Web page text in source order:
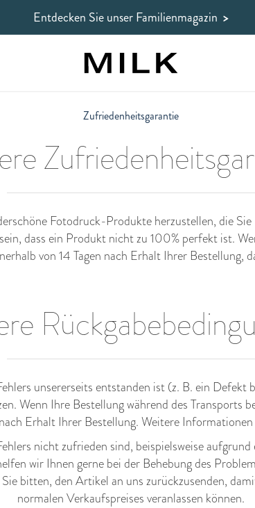
Entdecken Sie unser Familienmagazin >
Zufriedenheitsgarantie
Fotodruck-Produkte herzustellen, die
dass ein Produkt nicht zu 100% perfekt ist.
von 14 Tagen nach Erhalt Ihrer
unsererseits entstanden ist (z. B. ein Defekt
Wenn Ihre Bestellung während des Transports
Erhalt Ihrer Bestellung. Weitere
nicht zufrieden sind, beispielsweise
wir Ihnen gerne bei der Behebung des
bitten, den Artikel an uns zurückzusenden,
normalen Verkaufspreises veranlassen können.